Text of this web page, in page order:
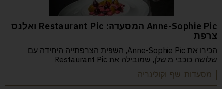
Anne-Sophie Pic המסעדה: Restaurant Pic ואלנס
צרפת
הכירו את Anne-Sophie Pic, השפית הצרפתייה היחידה עם
שלושה כוכבי מישלן, שמובילה את Restaurant Pic
| מסעדות שף וקולינריה